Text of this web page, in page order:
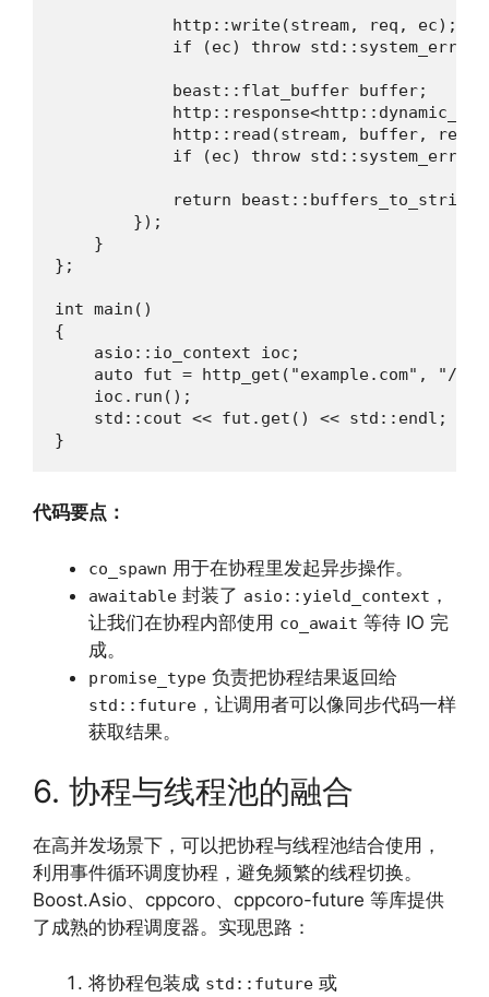
            http::write(stream, req, ec);
if (ec) throw
            beast::flat_buffer buffer;
http::read(stream, buffer, res,
if (ec) throw
return
        });
    }
};
int main()
{
    asio::io_context ioc;
auto fut = http_get("example.com", "/",
    ioc.run();
    std::cout << fut.get() << std::endl;
}
代码要点：
co_spawn 用于在协程里发起异步操作。
awaitable 封装了 asio::yield_context ，
让我们在协程内部使用 co_await 等待 IO 完
成。
promise_type 负责把协程结果返回给
std::future ，让调用者可以像同步代码一样
获取结果。
6. 协程与线程池的融合
在高并发场景下，可以把协程与线程池结合使用，
利用事件循环调度协程，避免频繁的线程切换。
Boost.Asio、cppcoro、cppcoro-future 等库提供
了成熟的协程调度器。实现思路：
将协程包装成 std::future 或